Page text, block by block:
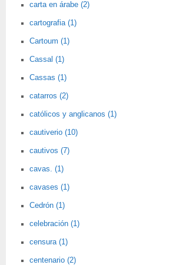
carta en árabe (2)
cartografia (1)
Cartoum (1)
Cassal (1)
Cassas (1)
catarros (2)
católicos y anglicanos (1)
cautiverio (10)
cautivos (7)
cavas. (1)
cavases (1)
Cedrón (1)
celebración (1)
censura (1)
centenario (2)